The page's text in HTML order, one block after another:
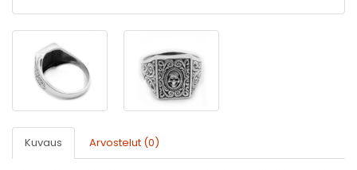
Kuvaus Arvostelut (0)